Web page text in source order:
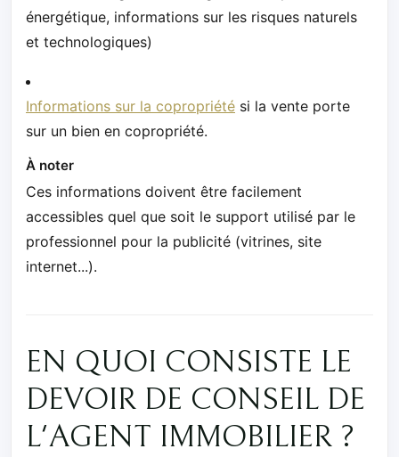
énergétique, informations sur les risques naturels
et technologiques)
Informations sur la copropriété si la vente porte
sur un bien en copropriété.
À noter
Ces informations doivent être facilement
accessibles quel que soit le support utilisé par le
professionnel pour la publicité (vitrines, site
internet...).
EN QUOI CONSISTE LE
DEVOIR DE CONSEIL DE
L'AGENT IMMOBILIER ?